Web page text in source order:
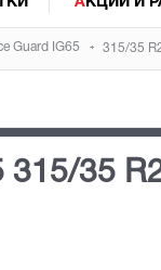
Guard IG65 315/35
315/35